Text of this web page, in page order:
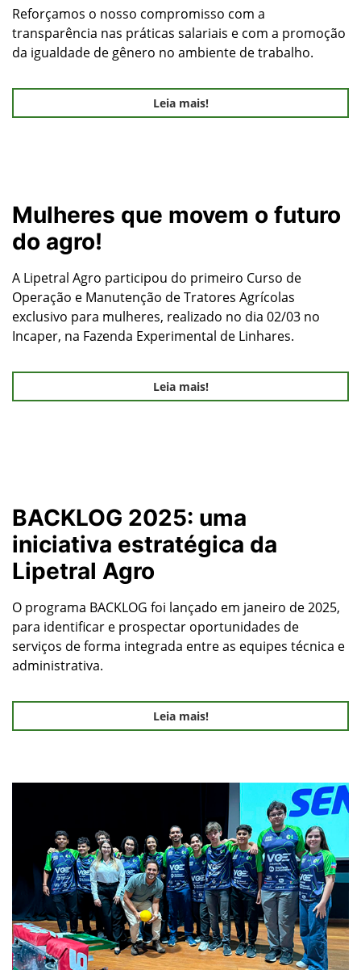
Reforçamos o nosso compromisso com a
transparência nas práticas salariais e com a promoção
da igualdade de gênero no ambiente de trabalho.
Leia mais!
Mulheres que movem o futuro
do agro!
A Lipetral Agro participou do primeiro Curso de
Operação e Manutenção de Tratores Agrícolas
exclusivo para mulheres, realizado no dia 02/03 no
Incaper, na Fazenda Experimental de Linhares.
Leia mais!
BACKLOG 2025: uma
iniciativa estratégica da
Lipetral Agro
O programa BACKLOG foi lançado em janeiro de 2025,
para identificar e prospectar oportunidades de
serviços de forma integrada entre as equipes técnica e
administrativa.
Leia mais!